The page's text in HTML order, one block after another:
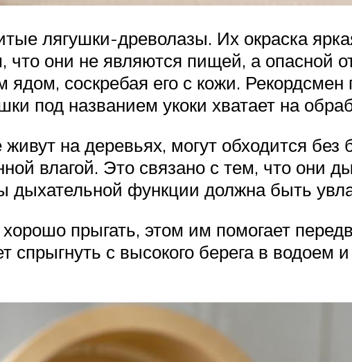
лягушки-древолазы. Их окраска
они не являются пищей, а опасной
соскребая его с кожи. Рекордсмен
под названием укоки хватает на
на деревьях, могут обходится
влагой. Это связано с тем, что они
дыхательной функции должна быть
прыгать, этом им помогает
с высокого берега в водоем и